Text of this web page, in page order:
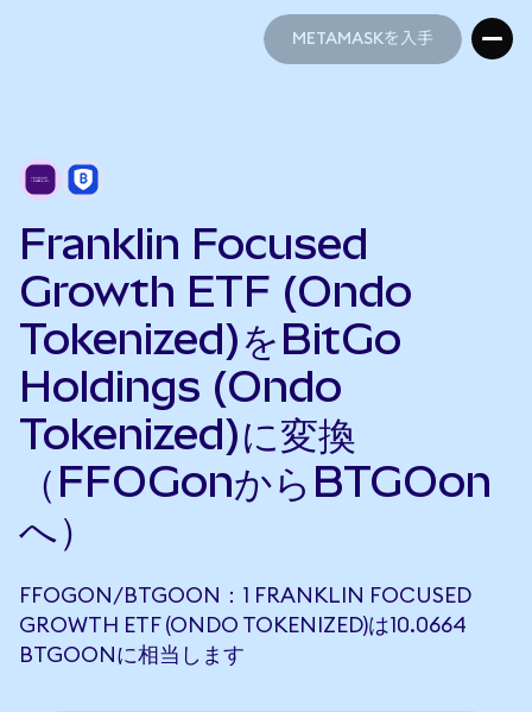
METAMASKを入手
Franklin Focused
Growth ETF (Ondo
Tokenized)をBitGo
Holdings (Ondo
Tokenized)に変換
（FFOGonからBTGOon
へ）
FFOGON/BTGOON：1 FRANKLIN FOCUSED
GROWTH ETF (ONDO TOKENIZED)は10.0664
BTGOONに相当します